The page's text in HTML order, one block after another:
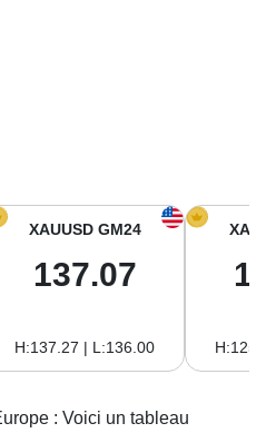
Amérique du Sud
XAUUSD GM24
137.07
H:137.27 | L:136.00
: Voici un tableau